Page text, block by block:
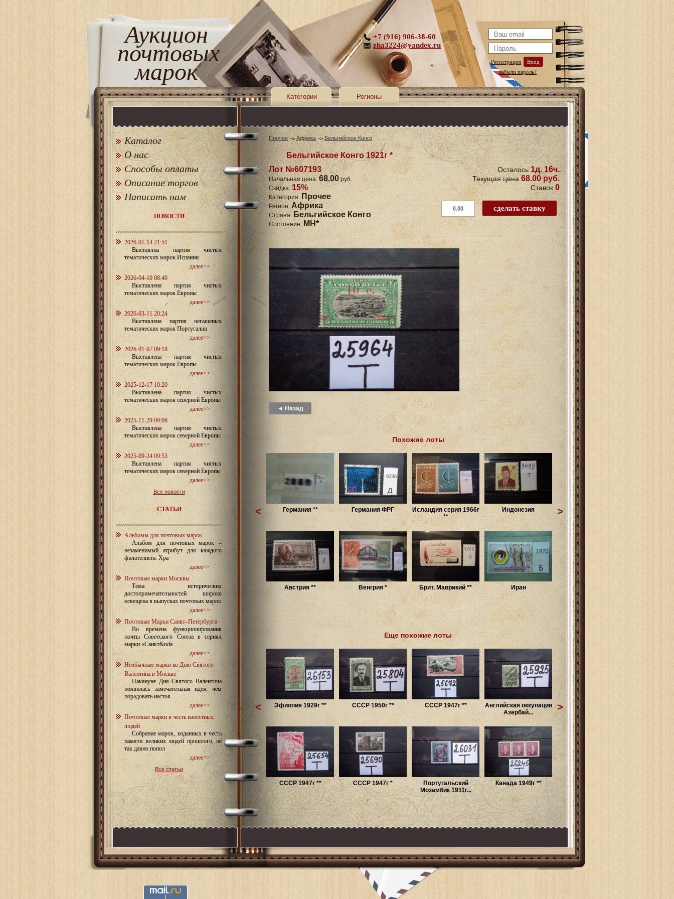
Аукцион
почтовых
марок Регистрация
Вход
Забыли пароль?
+7 (916) 906-38-60
zha3224@yandex.ru
Категории Регионы
Каталог
О нас
Способы оплаты
Описание торгов
Написать нам
НОВОСТИ
2026-07-14 21:51
Выставлна партия чистых
тематических марок Испании
далее>>
2026-04-10 08:49
Выставлена партия чистых
тематических марок Европы
далее>>
2026-03-11 20:24
Выставлена партия негашеных
тематических марок Португалии
далее>>
2026-01-07 09:18
Выставлена партия чистых
тематических марок Европы
далее>>
2025-12-17 10:20
Выставлена партия чистых
тематических марок северной Европы
далее>>
2025-11-29 09:06
Выставлена партия чистых
тематических марок северной Европы
далее>>
2025-09-24 09:53
Выставлена партия чистых
тематических марок северной Европы
далее>>
Все новости
СТАТЬИ
Альбомы для почтовых марок
Альбом для почтовых марок –
незаменимый атрибут для каждого
филателиста. Хра
далее>>
Почтовые марки Москвы
Тема исторических
достопримечательностей широко
освещена в выпусках почтовых марок
далее>>
Почтовые Марки Санкт–Петербурга
Во времена функционирования
почты Советского Союза в сериях
марки «Санкт&nda
далее>>
Необычные марки ко Дню Святого
Валентина в Москве
Накануне Дня Святого Валентина
появилась замечательная идея, чем
порадовать настоя
далее>>
Почтовые марки в честь известных
людей
Собрание марок, изданных в честь
памяти великих людей прошлого, не
так давно попол
далее>>
Все статьи
Прочее Африка Бельгийское Конго
Бельгийское Конго 1921г *
Лот №607193
Начальная цена: 68.00руб.
Скидка: 15%
Категория: Прочее
Регион: Африка
Страна: Бельгийское Конго
Состояние: MH*
Осталось1д. 16ч.
Текущая цена 68.00 руб.
Ставок 0
◄ Назад
Похожие лоты
Германия ** Германия ФРГ
Исландия серия 1966г
**
Индонезия
Австрия ** Венгрия * Брит. Маврикий ** Иран
< >
Еще похожие лоты
Эфиопия 1929г ** СССР 1950г ** СССР 1947г **
Английская оккупация
Азербай...
СССР 1947г ** СССР 1947г *
Португальский
Мозамбик 1911г...
Канада 1949г **
< >